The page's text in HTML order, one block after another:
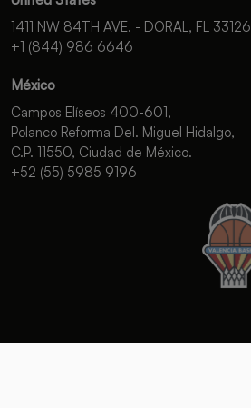
1411 NW 84TH AVE. - DORAL, FL 33126
+1 (844) 986 6646
México
Campos Elíseos 400-601,
Polanco Reforma Del. Miguel Hidalgo,
C.P. 11550, Ciudad de México.
+52 (55) 5985 9196